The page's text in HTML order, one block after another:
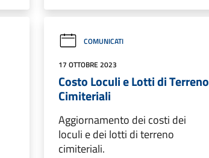
COMUNICATI
17 OTTOBRE 2023
Costo Loculi e Lotti di Terreno
Cimiteriali
Aggiornamento dei costi dei
loculi e dei lotti di terreno
cimiteriali.